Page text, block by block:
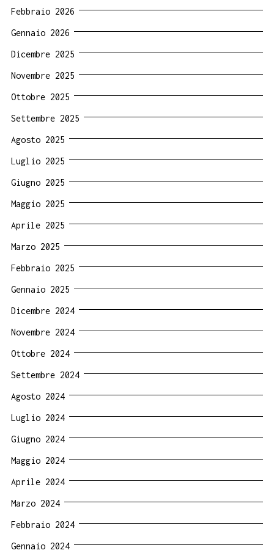
Febbraio 2026
Gennaio 2026
Dicembre 2025
Novembre 2025
Ottobre 2025
Settembre 2025
Agosto 2025
Luglio 2025
Giugno 2025
Maggio 2025
Aprile 2025
Marzo 2025
Febbraio 2025
Gennaio 2025
Dicembre 2024
Novembre 2024
Ottobre 2024
Settembre 2024
Agosto 2024
Luglio 2024
Giugno 2024
Maggio 2024
Aprile 2024
Marzo 2024
Febbraio 2024
Gennaio 2024